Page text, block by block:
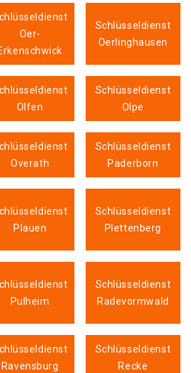
Oer-
Schlüsseldienst
Oerlinghausen
Olfen
Schlüsseldienst
Olpe
Overath
Schlüsseldienst
Paderborn
Plauen
Schlüsseldienst
Plettenberg
Pulheim
Schlüsseldienst
Radevormwald
Ravensburg
Schlüsseldienst
Recke